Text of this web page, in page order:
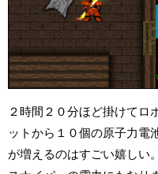
２時間２０分ほど掛けてロ
ットから１０個の原子力電
が増えるのはすごい嬉しい